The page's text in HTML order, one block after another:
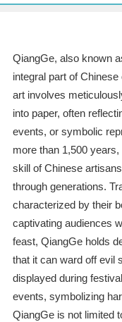
QiangGe, also known
integral part of
art involves
into paper, often
events, or symbolic
more than 1,500
skill of Chinese
through generations.
characterized by their
captivating audiences
feast, QiangGe holds
that it can ward off evil
displayed during
events, symbolizing
QiangGe is not limited